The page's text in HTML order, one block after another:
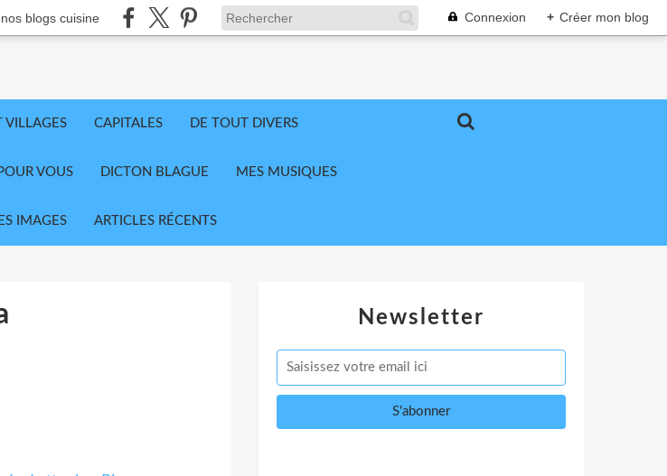
blogs cuisine Connexion + Créer mon blog
VILLAGES CAPITALES DE TOUT DIVERS
VOUS DICTON BLAGUE MES MUSIQUES
IMAGES ARTICLES RÉCENTS
Newsletter